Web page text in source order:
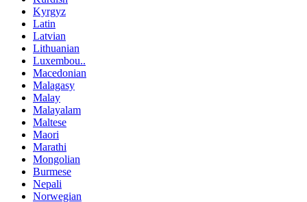
Kyrgyz
Latin
Latvian
Lithuanian
Luxembou..
Macedonian
Malagasy
Malay
Malayalam
Maltese
Maori
Marathi
Mongolian
Burmese
Nepali
Norwegian